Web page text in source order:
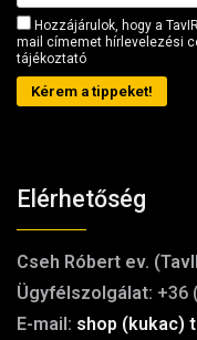
Hozzájárulok, hogy a
mail címemet hírlevelezési
tájékoztató
Kérem a tippeket!
Elérhetőség
Cseh Róbert ev.
Ügyfélszolgálat: +36
E-mail: shop (kukac)